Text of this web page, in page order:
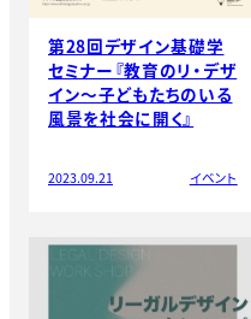
第28回デザイン基礎学
セミナー『教育のリ・デザ
イン〜子どもたちのいる
風景を社会に開く』
2023.09.21 イベント